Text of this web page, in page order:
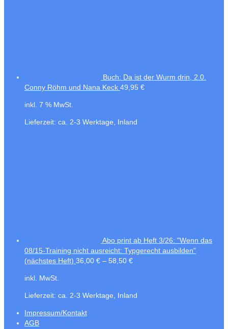
Buch: Da ist der Wurm drin, 2.0.
Conny Röhm und Nana Keck 49,95 €
inkl. 7 % MwSt.
Lieferzeit: ca. 2-3 Werktage, Inland
Abo print ab Heft 3/26: "Wenn das
08/15-Training nicht ausreicht: Typgerecht ausbilden"
(nächstes Heft) 36,00 € – 58,50 €
inkl. MwSt.
Lieferzeit: ca. 2-3 Werktage, Inland
Impressum/Kontakt
AGB